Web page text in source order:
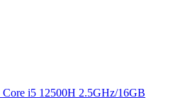
Core i5 12500H 2.5GHz/16GB